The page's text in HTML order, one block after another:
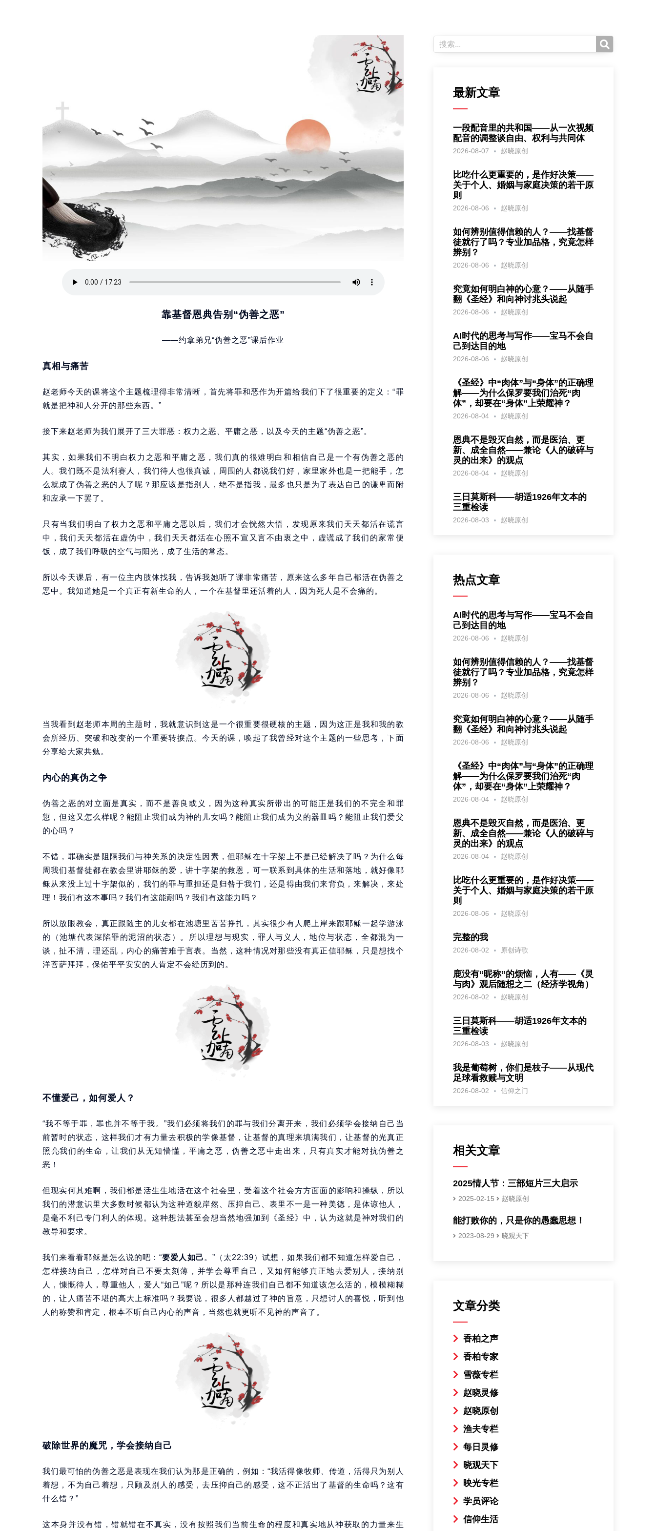
靠基督恩典告别“伪善之恶”
——约拿弟兄“伪善之恶”课后作业
真相与痛苦
赵老师今天的课将这个主题梳理得非常清晰，首先将罪和恶作为开篇给我们下了很重要的定义：“罪
就是把神和人分开的那些东西。”
接下来赵老师为我们展开了三大罪恶：权力之恶、平庸之恶，以及今天的主题“伪善之恶”。
其实，如果我们不明白权力之恶和平庸之恶，我们真的很难明白和相信自己是一个有伪善之恶的
人。我们既不是法利赛人，我们待人也很真诚，周围的人都说我们好，家里家外也是一把能手，怎
么就成了伪善之恶的人了呢？那应该是指别人，绝不是指我，最多也只是为了表达自己的谦卑而附
和应承一下罢了。
只有当我们明白了权力之恶和平庸之恶以后，我们才会恍然大悟，发现原来我们天天都活在谎言
中，我们天天都活在虚伪中，我们天天都活在心照不宣又言不由衷之中，虚谎成了我们的家常便
饭，成了我们呼吸的空气与阳光，成了生活的常态。
所以今天课后，有一位主内肢体找我，告诉我她听了课非常痛苦，原来这么多年自己都活在伪善之
恶中。我知道她是一个真正有新生命的人，一个在基督里还活着的人，因为死人是不会痛的。
当我看到赵老师本周的主题时，我就意识到这是一个很重要很硬核的主题，因为这正是我和我的教
会所经历、突破和改变的一个重要转捩点。今天的课，唤起了我曾经对这个主题的一些思考，下面
分享给大家共勉。
内心的真伪之争
伪善之恶的对立面是真实，而不是善良或义，因为这种真实所带出的可能正是我们的不完全和罪
愆，但这又怎么样呢？能阻止我们成为神的儿女吗？能阻止我们成为义的器皿吗？能阻止我们爱父
的心吗？
不错，罪确实是阻隔我们与神关系的决定性因素，但耶稣在十字架上不是已经解决了吗？为什么每
周我们基督徒都在教会里讲耶稣的爱，讲十字架的救恩，可一联系到具体的生活和落地，就好像耶
稣从来没上过十字架似的，我们的罪与重担还是归咎于我们，还是得由我们来背负，来解决，来处
理！我们有这本事吗？我们有这能耐吗？我们有这能力吗？
所以放眼教会，真正跟随主的儿女都在池塘里苦苦挣扎，其实很少有人爬上岸来跟耶稣一起学游泳
的（池塘代表深陷罪的泥沼的状态）。所以理想与现实，罪人与义人，地位与状态，全都混为一
谈，扯不清，理还乱，内心的痛苦难于言表。当然，这种情况对那些没有真正信耶稣，只是想找个
洋菩萨拜拜，保佑平平安安的人肯定不会经历到的。
不懂爱己，如何爱人？
“我不等于罪，罪也并不等于我。”我们必须将我们的罪与我们分离开来，我们必须学会接纳自己当
前暂时的状态，这样我们才有力量去积极的学像基督，让基督的真理来填满我们，让基督的光真正
照亮我们的生命，让我们从无知懵懂，平庸之恶，伪善之恶中走出来，只有真实才能对抗伪善之
恶！
但现实何其难啊，我们都是活生生地活在这个社会里，受着这个社会方方面面的影响和操纵，所以
我们的潜意识里大多数时候都认为这种道貌岸然、压抑自己、表里不一是一种美德，是体谅他人，
是毫不利己专门利人的体现。这种想法甚至会想当然地强加到《圣经》中，认为这就是神对我们的
教导和要求。
我们来看看耶稣是怎么说的吧：“要爱人如己 。”（太22:39）试想，如果我们都不知道怎样爱自己，
怎样接纳自己，怎样对自己不要太刻薄，并学会尊重自己，又如何能够真正地去爱别人，接纳别
人，慷慨待人，尊重他人，爱人“如己”呢？所以是那种连我们自己都不知道该怎么活的，模模糊糊
的，让人痛苦不堪的高大上标准吗？我要说，很多人都越过了神的旨意，只想讨人的喜悦，听到他
人的称赞和肯定，根本不听自己内心的声音，当然也就更听不见神的声音了。
破除世界的魔咒，学会接纳自己
我们最可怕的伪善之恶是表现在我们认为那是正确的，例如：“我活得像牧师、传道，活得只为别人
着想，不为自己着想，只顾及别人的感受，去压抑自己的感受，这不正活出了基督的生命吗？这有
什么错？”
这本身并没有错，错就错在不真实，没有按照我们当前生命的程度和真实地从神获取的力量来生
最新文章
一段配音里的共和国——从一次视频
配音的调整谈自由、权利与共同体
2026-08-07 赵晓原创
比吃什么更重要的，是作好决策——
关于个人、婚姻与家庭决策的若干原
则
2026-08-06 赵晓原创
如何辨别值得信赖的人？——找基督
徒就行了吗？专业加品格，究竟怎样
辨别？
2026-08-06 赵晓原创
究竟如何明白神的心意？——从随手
翻《圣经》和向神讨兆头说起
2026-08-06 赵晓原创
AI时代的思考与写作——宝马不会自
己到达目的地
2026-08-06 赵晓原创
《圣经》中“肉体”与“身体”的正确理
解——为什么保罗要我们治死“肉
体”，却要在“身体”上荣耀神？
2026-08-04 赵晓原创
恩典不是毁灭自然，而是医治、更
新、成全自然——兼论《人的破碎与
灵的出来》的观点
2026-08-04 赵晓原创
三日莫斯科——胡适1926年文本的
三重检读
2026-08-03 赵晓原创
热点文章
AI时代的思考与写作——宝马不会自
己到达目的地
2026-08-06 赵晓原创
如何辨别值得信赖的人？——找基督
徒就行了吗？专业加品格，究竟怎样
辨别？
2026-08-06 赵晓原创
究竟如何明白神的心意？——从随手
翻《圣经》和向神讨兆头说起
2026-08-06 赵晓原创
《圣经》中“肉体”与“身体”的正确理
解——为什么保罗要我们治死“肉
体”，却要在“身体”上荣耀神？
2026-08-04 赵晓原创
恩典不是毁灭自然，而是医治、更
新、成全自然——兼论《人的破碎与
灵的出来》的观点
2026-08-04 赵晓原创
比吃什么更重要的，是作好决策——
关于个人、婚姻与家庭决策的若干原
则
2026-08-06 赵晓原创
完整的我
2026-08-02 原创诗歌
鹿没有“昵称”的烦恼，人有——《灵
与肉》观后随想之二（经济学视角）
2026-08-02 赵晓原创
三日莫斯科——胡适1926年文本的
三重检读
2026-08-03 赵晓原创
我是葡萄树，你们是枝子——从现代
足球看救赎与文明
2026-08-02 信仰之门
相关文章
2025情人节：三部短片三大启示
2025-02-15 赵晓原创
能打败你的，只是你的愚蠢思想！
2023-08-29 晓观天下
文章分类
香柏之声
香柏专家
雪薇专栏
赵晓灵修
赵晓原创
渔夫专栏
每日灵修
晓观天下
映光专栏
学员评论
信仰生活